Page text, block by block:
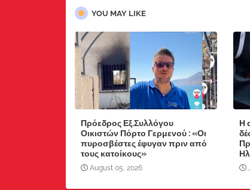
YOU MAY LIKE
Πρόεδρος Εξ.Συλλόγου
Οικιστών Πόρτο Γερμενού : «Οι
πυροσβέστες έφυγαν πριν από
τους κατοίκους»
August 05, 2026
Η